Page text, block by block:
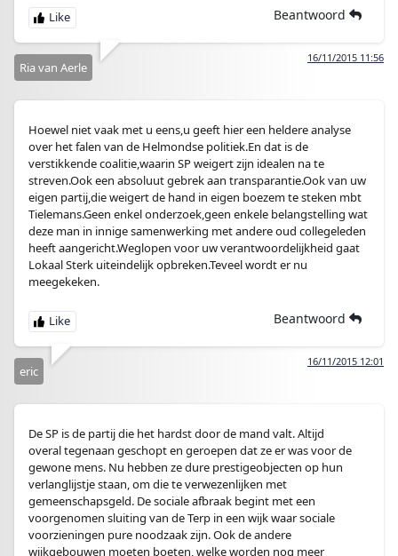
Beantwoord
16/11/2015 11:56
Ria van Aerle
Hoewel niet vaak met u eens,u geeft hier een heldere analyse
over het falen van de Helmondse politiek.En dat is de
verstikkende coalitie,waarin SP weigert zijn idealen na te
streven.Ook een absoluut gebrek aan transparantie.Ook van uw
eigen partij,die weigert de hand in eigen boezem te steken mbt
Tielemans.Geen enkel onderzoek,geen enkele belangstelling wat
deze man in innige samenwerking met andere oud collegeleden
heeft aangericht.Weglopen voor uw verantwoordelijkheid gaat
Lokaal Sterk uiteindelijk opbreken.Teveel wordt er nu
meegekeken.
Beantwoord
16/11/2015 12:01
eric
De SP is de partij die het hardst door de mand valt. Altijd
overal tegenaan geschopt en geroepen dat ze er was voor de
gewone mens. Nu hebben ze dure prestigeobjecten op hun
verlanglijstje staan, om die te verwezenlijken met
gemeenschapsgeld. De sociale afbraak begint met een
voorgenomen sluiting van de Terp in een wijk waar sociale
voorzieningen pure noodzaak zijn. Ook de andere
wijkgebouwen moeten boeten, welke worden nog meer